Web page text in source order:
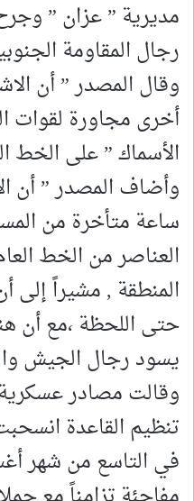
مديرية ” عزان ”
رجال المقاومة
وقال المصدر ” أن
أخرى مجاورة
الأسماك ” على الخط
وأضاف المصدر ” أن
ساعة متأخرة من
العناصر من الخط
المنطقة , مشيراً إلى
حتى اللحظة ،مع أن
يسود رجال الجيش
وقالت مصادر
تنظيم القاعدة
في التاسع من شهر